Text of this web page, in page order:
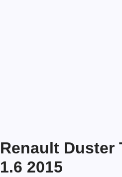
Renault Duster
1.6 2015